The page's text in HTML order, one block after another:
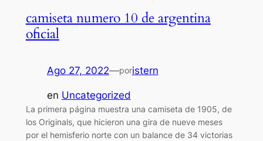
camiseta numero 10 de argentina
oficial
Ago 27, 2022—poristern
en Uncategorized
La primera página muestra una camiseta de 1905, de
los Originals, que hicieron una gira de nueve meses
por el hemisferio norte con un balance de 34 victorias